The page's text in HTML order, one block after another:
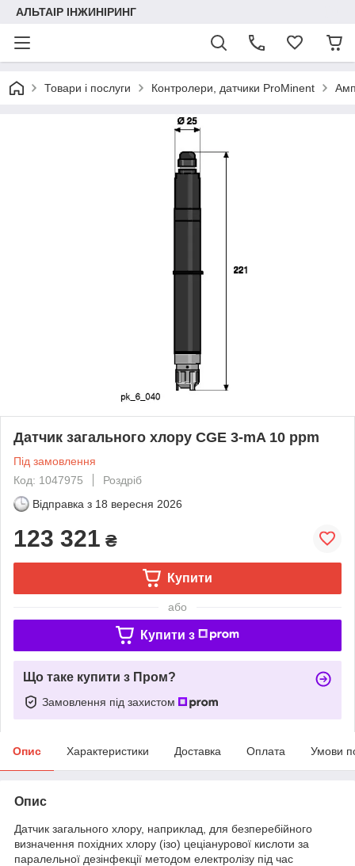
АЛЬТАІР ІНЖИНІРИНГ
Товари і послуги Контролери, датчики ProMinent
Датчик загального хлору CGE 3-mA 10 ppm
Під замовлення
Код: 1047975
Роздріб
Відправка з 18 вересня 2026
123 321 ₴
Купити
або
Купити з
Що таке купити з Пром?
Замовлення під захистом
Опис Характеристики Доставка Оплата Умови
Опис
Датчик загального хлору, наприклад, для безперебійного
визначення похідних хлору (ізо) цеціанурової кислоти за
паралельної дезінфекції методом електролізу під час